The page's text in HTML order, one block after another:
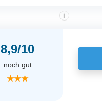
8,9/10
i
noch gut
★★★